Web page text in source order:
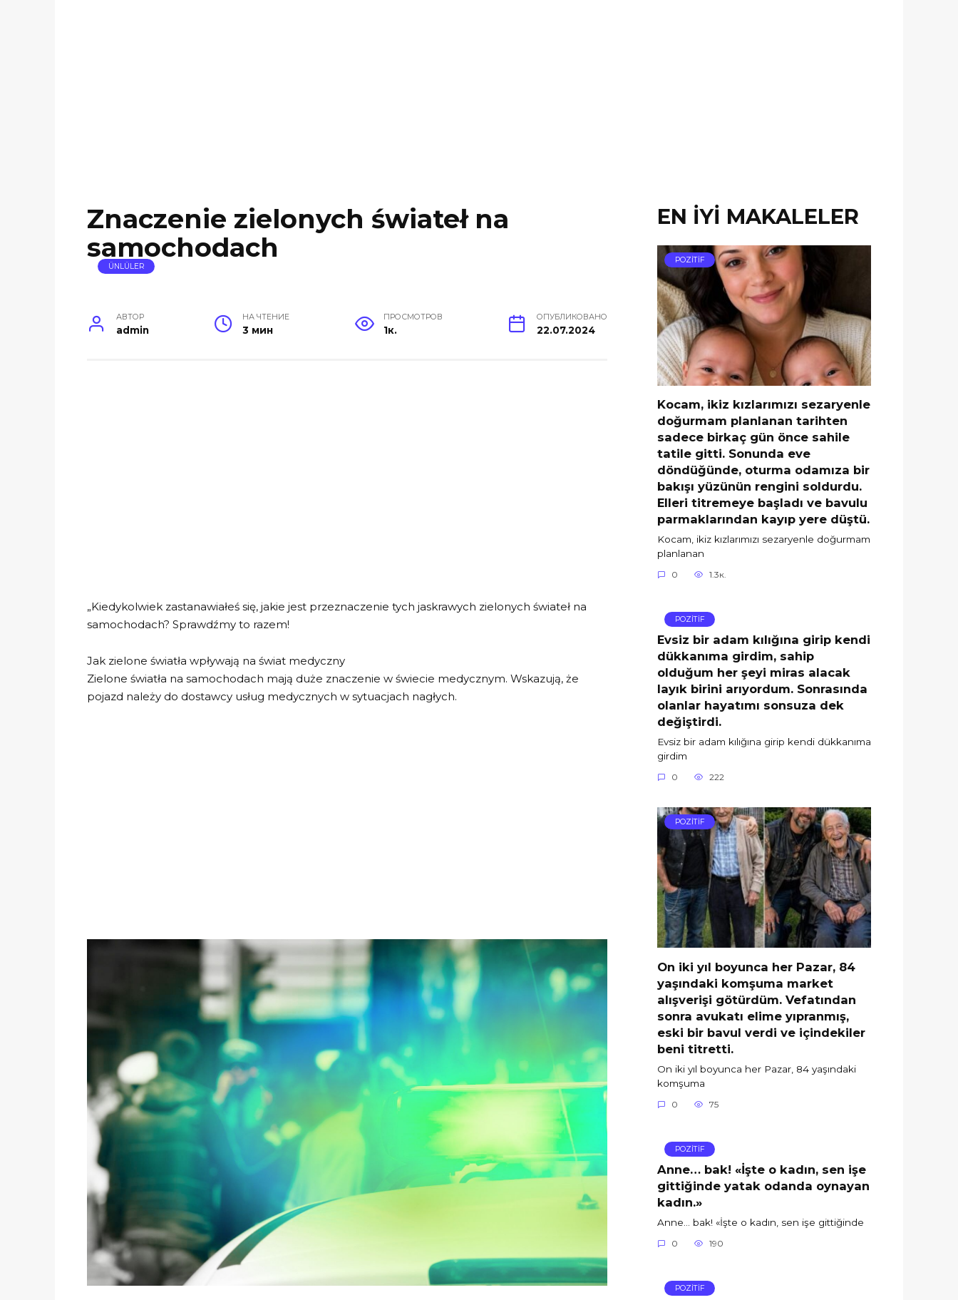
Znaczenie zielonych świateł na
samochodach
ÜNLÜLER
АВТОР
admin
НА ЧТЕНИЕ
3 мин
ПРОСМОТРОВ
1к.
ОПУБЛИКОВАНО
22.07.2024
„Kiedykolwiek zastanawiałeś się, jakie jest przeznaczenie tych jaskrawych zielonych świateł na
samochodach? Sprawdźmy to razem!
Jak zielone światła wpływają na świat medyczny
Zielone światła na samochodach mają duże znaczenie w świecie medycznym. Wskazują, że
pojazd należy do dostawcy usług medycznych w sytuacjach nagłych.
EN İYİ MAKALELER
POZİTİF
Kocam, ikiz kızlarımızı sezaryenle
doğurmam planlanan tarihten
sadece birkaç gün önce sahile
tatile gitti. Sonunda eve
döndüğünde, oturma odamıza bir
bakışı yüzünün rengini soldurdu.
Elleri titremeye başladı ve bavulu
parmaklarından kayıp yere düştü.
Kocam, ikiz kızlarımızı sezaryenle doğurmam
planlanan
0 1.3к.
POZİTİF
Evsiz bir adam kılığına girip kendi
dükkanıma girdim, sahip
olduğum her şeyi miras alacak
layık birini arıyordum. Sonrasında
olanlar hayatımı sonsuza dek
değiştirdi.
Evsiz bir adam kılığına girip kendi dükkanıma
girdim
0 222
POZİTİF
On iki yıl boyunca her Pazar, 84
yaşındaki komşuma market
alışverişi götürdüm. Vefatından
sonra avukatı elime yıpranmış,
eski bir bavul verdi ve içindekiler
beni titretti.
On iki yıl boyunca her Pazar, 84 yaşındaki
komşuma
0 75
POZİTİF
Anne… bak! «İşte o kadın, sen işe
gittiğinde yatak odanda oynayan
kadın.»
Anne… bak! «İşte o kadın, sen işe gittiğinde
0 190
POZİTİF